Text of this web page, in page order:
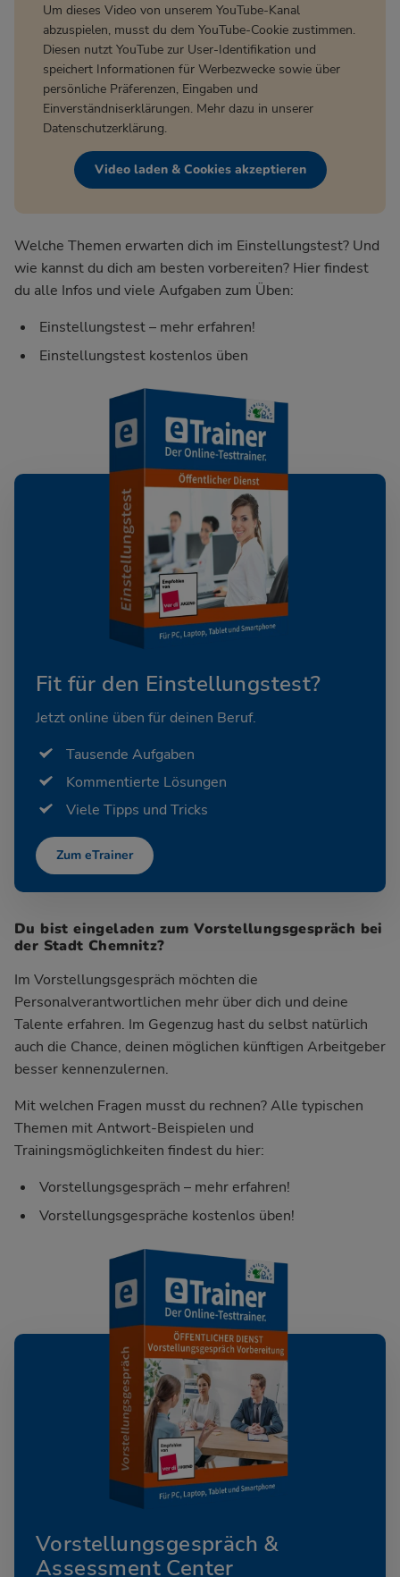
Um dieses Video von unserem YouTube-Kanal
abzuspielen, musst du dem YouTube-Cookie zustimmen.
Diesen nutzt YouTube zur User-Identifikation und
speichert Informationen für Werbezwecke sowie über
persönliche Präferenzen, Eingaben und
Einverständniserklärungen. Mehr dazu in unserer
Datenschutzerklärung.
Video laden & Cookies akzeptieren
Welche Themen erwarten dich im Einstellungstest? Und
wie kannst du dich am besten vorbereiten? Hier findest
du alle Infos und viele Aufgaben zum Üben:
Einstellungstest – mehr erfahren!
Einstellungstest kostenlos üben
Fit für den Einstellungstest?
Jetzt online üben für deinen Beruf.
Tausende Aufgaben
Kommentierte Lösungen
Viele Tipps und Tricks
Zum eTrainer
Du bist eingeladen zum Vorstellungsgespräch bei
der Stadt Chemnitz?
Im Vorstellungsgespräch möchten die
Personalverantwortlichen mehr über dich und deine
Talente erfahren. Im Gegenzug hast du selbst natürlich
auch die Chance, deinen möglichen künftigen Arbeitgeber
besser kennenzulernen.
Mit welchen Fragen musst du rechnen? Alle typischen
Themen mit Antwort-Beispielen und
Trainingsmöglichkeiten findest du hier:
Vorstellungsgespräch – mehr erfahren!
Vorstellungsgespräche kostenlos üben!
Vorstellungsgespräch &
Assessment Center